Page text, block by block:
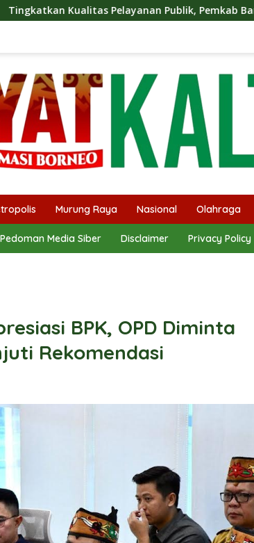
Publik, Pemkab Barut Langsungkan
Murung Raya Nasional Olahraga
Pedoman Media Siber Disclaimer Privacy Policy
BPK, OPD Diminta
Rekomendasi